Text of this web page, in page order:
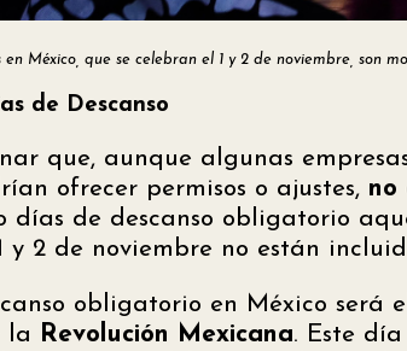
México, que se celebran el 1 y 2 de noviembre, son
de Descanso
que, aunque algunas
ofrecer permisos o ajustes, no
días de descanso obligatorio
y 2 de noviembre no están
obligatorio en México será
la
Revolución Mexicana. Este